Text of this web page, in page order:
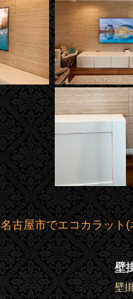
名古屋市でエコカラット
壁
壁